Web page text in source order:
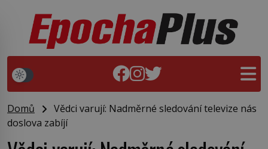
Domů
Vědci varují: Nadměrné sledování televize nás
doslova zabíjí